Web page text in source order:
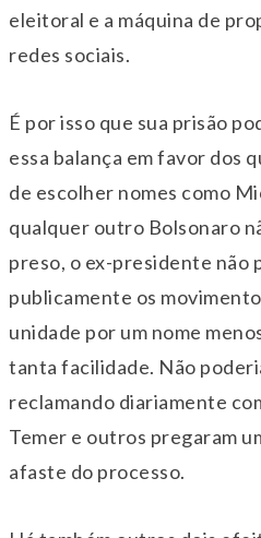
eleitoral e a máquina de
redes sociais.
É por isso que sua prisão
essa balança em favor dos
de escolher nomes como
qualquer outro Bolsonaro
preso, o ex-presidente não
publicamente os
unidade por um nome
tanta facilidade. Não
reclamando diariamente
Temer e outros pregaram
afaste do processo.